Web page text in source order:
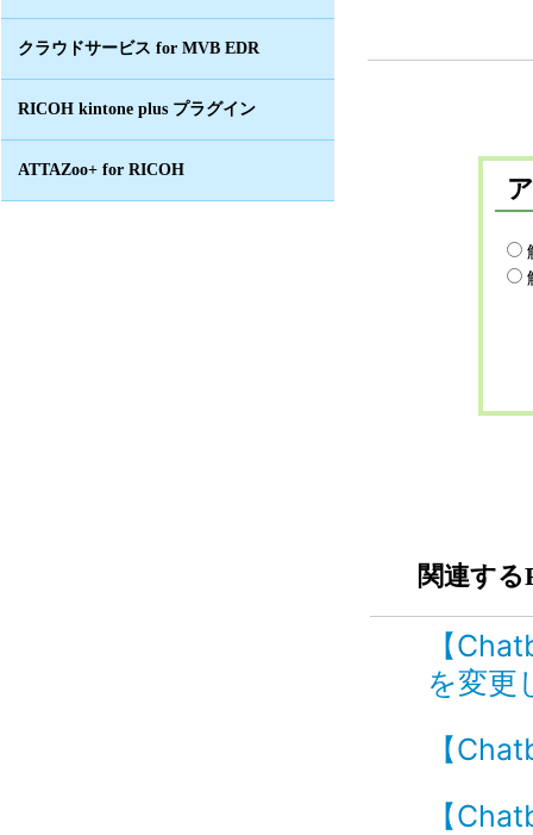
クラウドサービス for MVB EDR
RICOH kintone plus プラグイン
ATTAZoo+ for RICOH
関連する
【
を変
【
【